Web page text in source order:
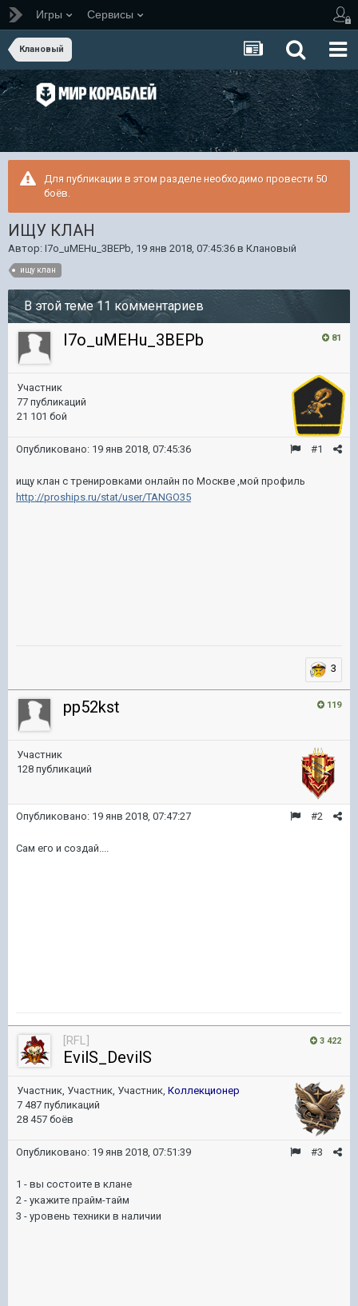
Игры Сервисы
Клановый
Для публикации в этом разделе необходимо провести 50
боёв.
ИЩУ КЛАН
Автор: I7o_uMEHu_3BEPb, 19 янв 2018, 07:45:36 в Клановый
ищу клан
В этой теме 11 комментариев
81
I7o_uMEHu_3BEPb
Участник
77 публикаций
21 101 бой
#1
Опубликовано: 19 янв 2018, 07:45:36
ищу клан с тренировками онлайн по Москве ,мой профиль
http://proships.ru/stat/user/TANGO35
3
119
pp52kst
Участник
128 публикаций
#2
Опубликовано: 19 янв 2018, 07:47:27
Сам его и создай....
3 422
[RFL]
EvilS_DevilS
Участник, Участник, Участник, Коллекционер
7 487 публикаций
28 457 боёв
#3
Опубликовано: 19 янв 2018, 07:51:39
1 - вы состоите в клане
2 - укажите прайм-тайм
3 - уровень техники в наличии